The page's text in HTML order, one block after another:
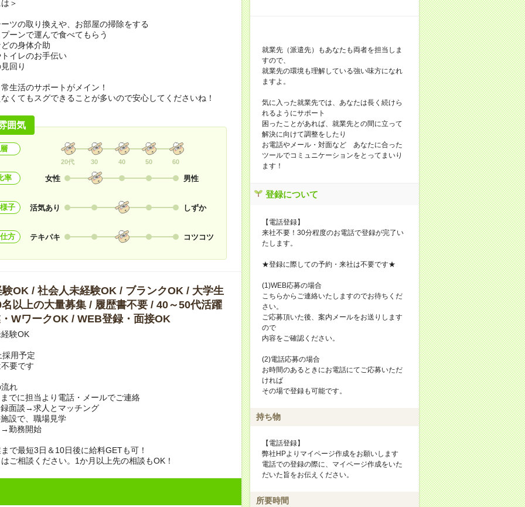
＞
ツの取り換えや、お部屋の掃除をする
ーンで運んで食べてもらう
の身体介助
イレのお手伝い
回り
生活のサポートがメイン！
くてもスグできることが多いので安心してくださいね！
囲気
20代 30 40 50 60
率 女性 男性
子 活気あり しずか
方 テキパキ コツコツ
OK / 社会人未経験OK / ブランクOK / 大学生
以上の大量募集 / 履歴書不要 / 40～50代活躍
WワークOK / WEB登録・面接OK
験OK
用予定
要です
れ
でに担当より電話・メールでご連絡
面談→求人とマッチング
設で、職場見学
勤務開始
で最短3日＆10日後に給料GETも可！
ご相談ください。1か月以上先の相談もOK！
就業先（派遣先）もあなたも両者を担当しま
すので、
就業先の環境も理解している強い味方になれ
ますよ。
気に入った就業先では、あなたは長く続けら
れるようにサポート
困ったことがあれば、就業先との間に立って
解決に向けて調整をしたり
お電話やメール・対面など あなたに合った
ツールでコミュニケーションをとってまいり
ます！
登録について
【電話登録】
来社不要！30分程度のお電話で登録が完了い
たします。
★登録に際しての予約・来社は不要です★
(1)WEB応募の場合
こちらからご連絡いたしますのでお待ちくだ
さい。
ご応募頂いた後、案内メールをお送りします
ので
内容をご確認ください。
(2)電話応募の場合
お時間のあるときにお電話にてご応募いただ
ければ
その場で登録も可能です。
持ち物
【電話登録】
弊社HPよりマイページ作成をお願いします
電話での登録の際に、マイページ作成をいた
だいた旨をお伝えください。
所要時間